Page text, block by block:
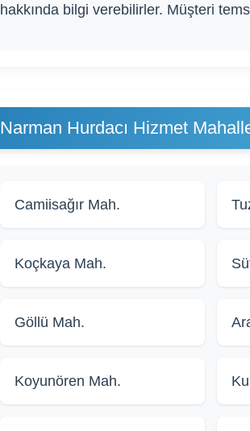
hakkında bilgi verebilirler. Müşteri
Narman Hurdacı Hizmet
Camiisağır Mah.
Koçkaya Mah.
Göllü Mah.
Koyunören Mah.